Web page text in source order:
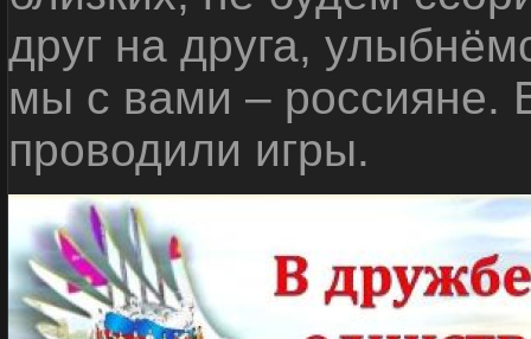
друг на друга,
мы с вами – россияне.
проводили игры.